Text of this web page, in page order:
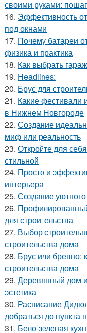
своими руками:
16. Эффективность
под окнами
17. Почему батареи
физика и практика
18. Как выбрать
19. Headlines:
20. Брус для
21. Какие фестивали
в Нижнем Новгороде
22. Создание
миф или реальность
23. Откройте для
стильной
24. Просто и
интерьера
25. Создание
26.
для строительства
27. Выбор
строительства дома
28. Брус или бревно:
строительства дома
29. Деревянный дом
эстетика
30. Расписание
добраться до пункта
31. Бело-зеленая